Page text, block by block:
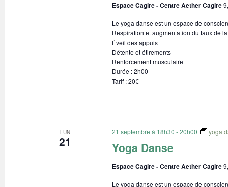
Espace Cagire - Centre Aether Cagire
Le yoga danse est un espace de
Respiration et augmentation du taux de
Éveil des appuis
Détente et étirements
Renforcement musculaire
Durée : 2h00
Tarif : 20€
LUN
21 Yoga Danse
21 septembre à 18h30 -20h00 yoga
Espace Cagire - Centre Aether Cagire
Le yoga danse est un espace de